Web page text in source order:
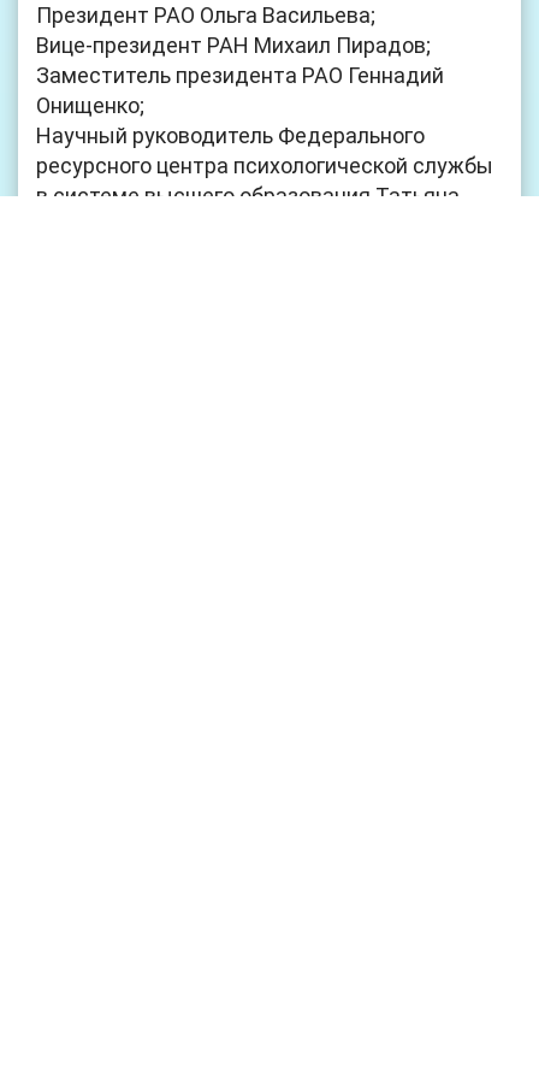
Президент РАО Ольга Васильева;
Вице-президент РАН Михаил Пирадов;
Заместитель президента РАО Геннадий
Онищенко;
Научный руководитель Федерального
ресурсного центра психологической службы
в системе высшего образования Татьяна